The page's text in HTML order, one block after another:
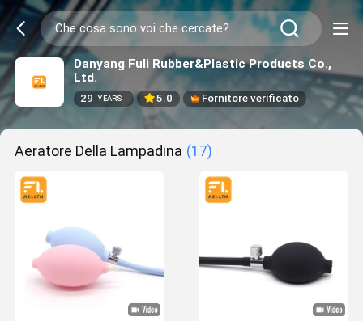
Danyang Fuli Rubber&Plastic Products Co.,
Ltd.
29 YEARS 5.0 Fornitore verificato
Aeratore Della Lampadina (17)